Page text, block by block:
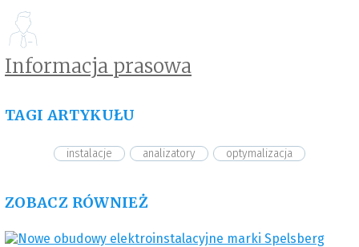
Informacja prasowa
TAGI ARTYKUŁU
instalacje analizatory optymalizacja
ZOBACZ RÓWNIEŻ